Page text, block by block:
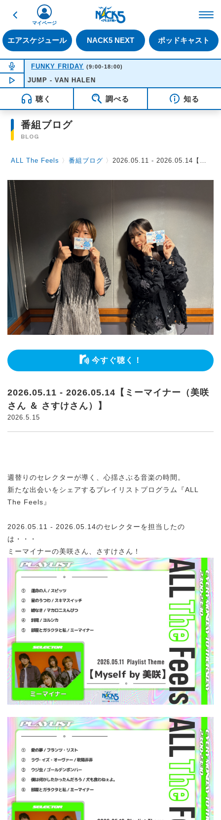
戻る
エアスケジュール NACK5 NEXT ポッドキャスト
マイページ
NOW ON AIR
FUNKY FRIDAY (9:00-18:00)
NOW PLAYING 12:37
JUMP - VAN HALEN
聴く 調べる 知る
番組ブログ
BLOG
ALL The Feels 〉番組ブログ 〉2026.05.11 - 2026.05.14【ミーマイナー（美咲さん ＆ さすけさん）】
今すぐ聴く！
2026.05.11 - 2026.05.14【ミーマイナー（美咲
さん ＆ さすけさん）】
2026.5.15
週替りのセレクターが導く、心揺さぶる音楽の時間。
新たな出会いをシェアするプレイリストプログラム『ALL
The Feels』
2026.05.11 - 2026.05.14のセレクターを担当したの
は・・・
ミーマイナーの美咲さん、さすけさん！